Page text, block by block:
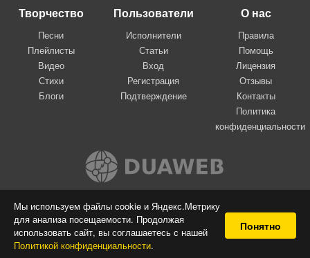
Мы используем файлы cookie и Яндекс.Метрику
для анализа посещаемости. Продолжая
использовать сайт, вы соглашаетесь с нашей
Политикой конфиденциальности.
Понятно
Творчество
Песни
Плейлисты
Видео
Стихи
Блоги
Пользователи
Исполнители
Статьи
Вход
Регистрация
Подтверждение
О нас
Правила
Помощь
Лицензия
Отзывы
Контакты
Политика
конфиденциальности
Вконтакте
© 2009-2026 Я-пою
Музыкальный сайт самовыражения